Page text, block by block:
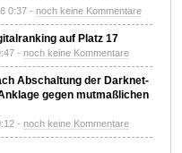
0:37 - noch keine Kommentare
auf Platz 17
- noch keine Kommentare
Abschaltung der Darknet-
gegen mutmaßlichen
- noch keine Kommentare